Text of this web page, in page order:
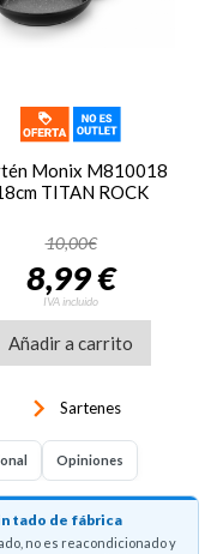
Monix M810018
TITAN ROCK
10,00€
8,99 €
IVA incluido
Añadir a carrito
keyboard_arrow_right Sartenes
Opiniones
de fábrica
no es reacondicionado y